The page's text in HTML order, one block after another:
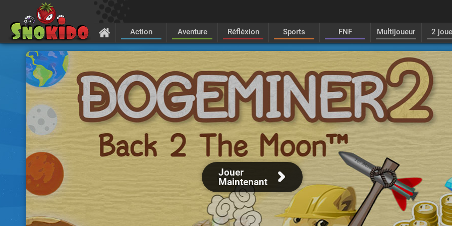
Action Aventure Réfléxion Sports FNF Multijoueur 2
Jouer
Maintenant